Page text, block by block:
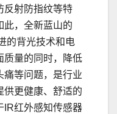
反射防指纹等特
此，全新蓝山的
的背光技术和电
质量的同时，降低
痛等问题，是行业
供更健康、舒适的
IR红外感知传感器